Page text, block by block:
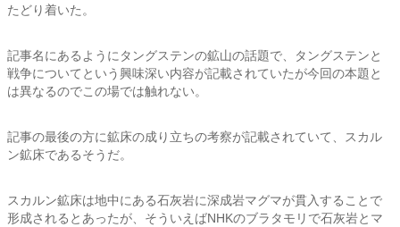
たどり着いた。
記事名にあるようにタングステンの鉱山の話題で、タングステンと
戦争についてという興味深い内容が記載されていたが今回の本題と
は異なるのでこの場では触れない。
記事の最後の方に鉱床の成り立ちの考察が記載されていて、スカル
ン鉱床であるそうだ。
スカルン鉱床は地中にある石灰岩に深成岩マグマが貫入することで
形成されるとあったが、そういえばNHKのブラタモリで石灰岩とマ